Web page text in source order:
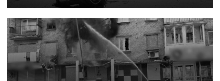
критично зруйнована